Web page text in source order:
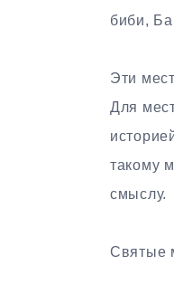
биби,
Эти
Для
такому
смыслу.
Святые